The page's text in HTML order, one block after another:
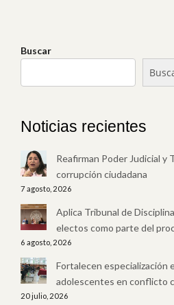
Buscar
Noticias recientes
Reafirman Poder Judicial y
corrupción ciudadana
7 agosto, 2026
Aplica Tribunal de
electos como parte del
6 agosto, 2026
Fortalecen especialización
adolescentes en conflicto
20 julio, 2026